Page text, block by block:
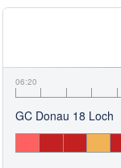
06:20
GC Donau 18 Loch